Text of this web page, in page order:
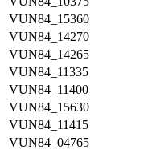
VUN84_15360
VUN84_14270
VUN84_14265
VUN84_11335
VUN84_11400
VUN84_15630
VUN84_11415
VUN84_04765